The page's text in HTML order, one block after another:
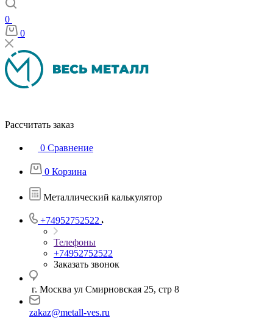
0
0
Рассчитать заказ
0 Сравнение
0 Корзина
Металлический калькулятор
+74952752522
Телефоны
+74952752522
Заказать звонок
г. Москва ул Смирновская 25, стр 8
zakaz@metall-ves.ru